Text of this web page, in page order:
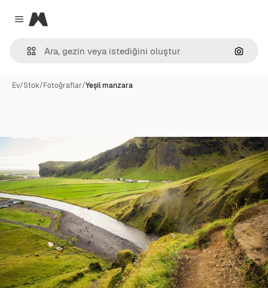
Close menu
Magnific
Ev/Stok/Fotoğraflar/Yeşil manzara